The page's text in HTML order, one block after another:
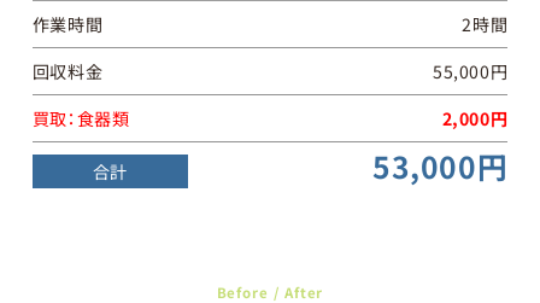
作業時間
2時間
回収料金
55,000円
買取： 食器類 2,000円
合計 53,000円
Before / After